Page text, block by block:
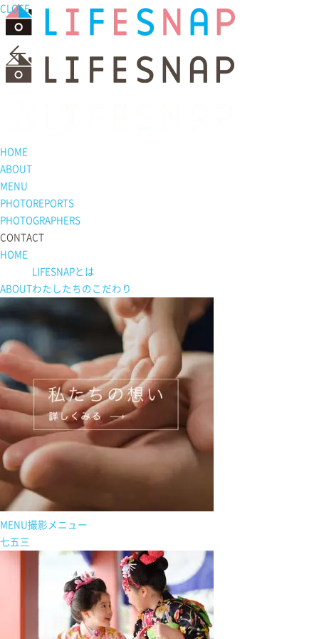
HOME
ABOUT
MENU
PHOTOREPORTS
PHOTOGRAPHERS
CONTACT
HOME
ABOUT
LIFESNAPとは
わたしたちの こだわり
MENU撮影メニュー
七五三
Photo Reports
CLOSE